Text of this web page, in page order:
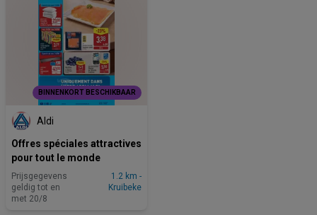
BINNENKORT BESCHIKBAAR
Aldi
Offres spéciales attractives
pour tout le monde
Prijsgegevens
geldig tot en
met 20/8
1.2 km -
Kruibeke